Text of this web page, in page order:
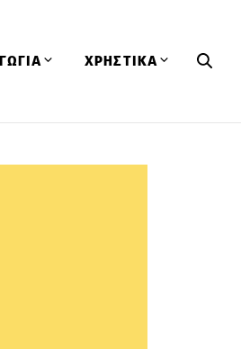
ΧΡΗΣΤΙΚΑ